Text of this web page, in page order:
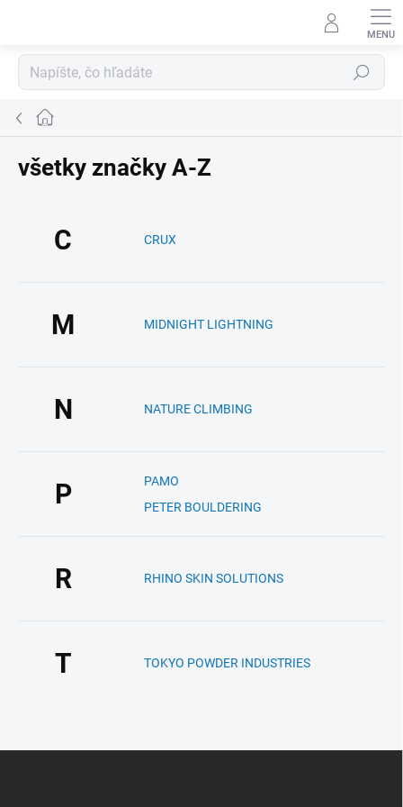
Hľadať
Domov
všetky značky A-Z
C CRUX
M MIDNIGHT LIGHTNING
N NATURE CLIMBING
P
PAMO
PETER BOULDERING
R RHINO SKIN SOLUTIONS
T TOKYO POWDER INDUSTRIES